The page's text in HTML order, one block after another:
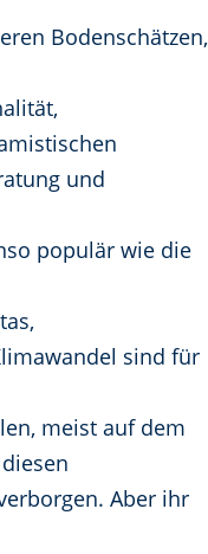
Bodenschätzen,
und
populär wie die
sind für
meist auf dem
Aber ihr